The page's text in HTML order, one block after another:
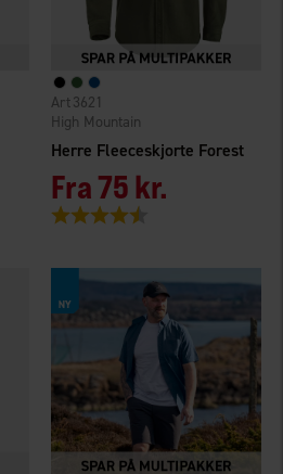
Herre Fleeceskjorte Forest
High Mountain
3621
Fra75 kr.
Vurdering: